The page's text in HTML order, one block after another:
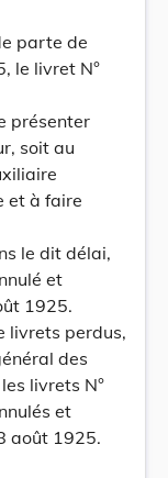
parte de
le livret N°
présenter
soit au
et à faire
le dit délai,
et
1925.
livrets perdus,
des
livrets N°
et
août 1925.